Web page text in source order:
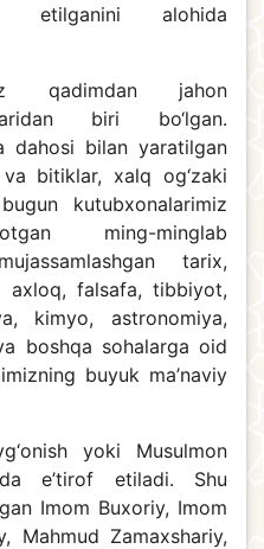
etilganini alohida
qadimdan jahon
biri bo‘lgan.
dahosi bilan yaratilgan
bitiklar, xalq og‘zaki
kutubxonalarimiz
ming-minglab
tarix,
axloq, falsafa, tibbiyot,
kimyo, astronomiya,
boshqa sohalarga oid
buyuk ma’naviy
yoki Musulmon
e’tirof etiladi. Shu
Imom Buxoriy, Imom
Mahmud Zamaxshariy,